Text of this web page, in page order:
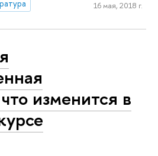
16 мая, 2018 г.
изменится в